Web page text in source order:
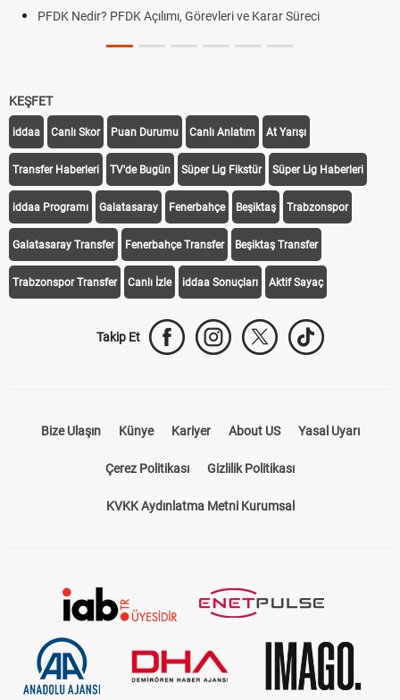
PFDK Nedir? PFDK Açılımı, Görevleri ve Karar Süreci
KEŞFET
iddaa Canlı Skor Puan Durumu Canlı Anlatım At Yarışı
Transfer Haberleri TV'de Bugün Süper Lig Fikstür Süper Lig Haberleri
iddaa Programı Galatasaray Fenerbahçe Beşiktaş Trabzonspor
Galatasaray Transfer Fenerbahçe Transfer Beşiktaş Transfer
Trabzonspor Transfer Canlı İzle iddaa Sonuçları Aktif Sayaç
Takip Et
Bize Ulaşın Künye Kariyer About US Yasal Uyarı
Çerez Politikası Gizlilik Politikası
KVKK Aydınlatma Metni Kurumsal